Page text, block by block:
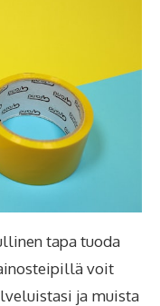
tapa tuoda
voit
ja muista